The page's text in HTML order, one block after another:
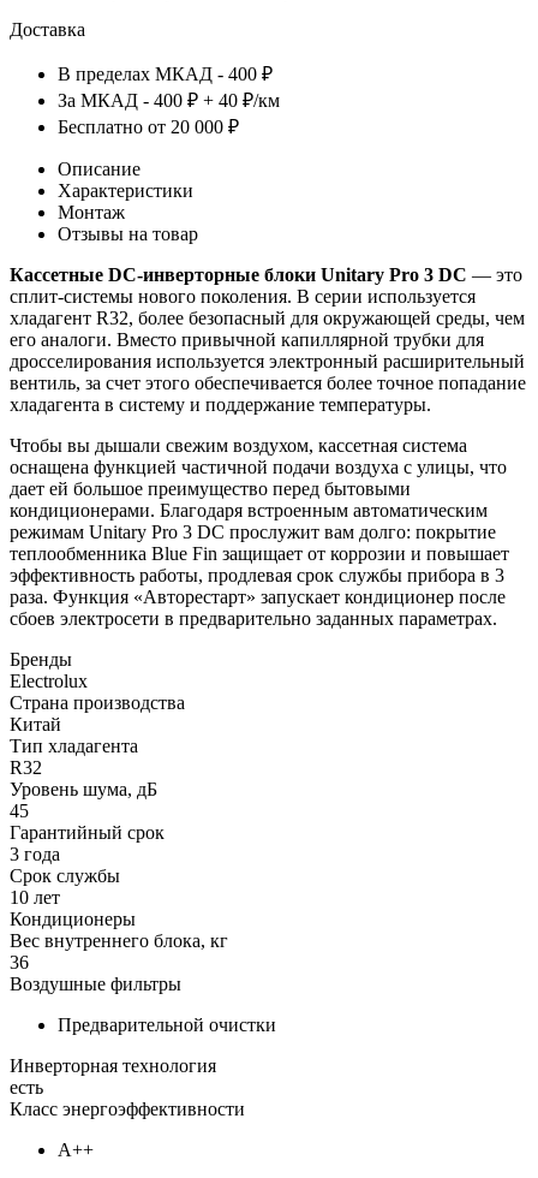
Доставка
В пределах МКАД - 400 ₽
За МКАД - 400 ₽ + 40 ₽/км
Бесплатно от 20 000 ₽
Описание
Характеристики
Монтаж
Отзывы на товар
Кассетные DC-инверторные блоки Unitary Pro 3 DC — это
сплит-системы нового поколения. В серии используется
хладагент R32, более безопасный для окружающей среды, чем
его аналоги. Вместо привычной капиллярной трубки для
дросселирования используется электронный расширительный
вентиль, за счет этого обеспечивается более точное попадание
хладагента в систему и поддержание температуры.
Чтобы вы дышали свежим воздухом, кассетная система
оснащена функцией частичной подачи воздуха с улицы, что
дает ей большое преимущество перед бытовыми
кондиционерами. Благодаря встроенным автоматическим
режимам Unitary Pro 3 DC прослужит вам долго: покрытие
теплообменника Blue Fin защищает от коррозии и повышает
эффективность работы, продлевая срок службы прибора в 3
раза. Функция «Авторестарт» запускает кондиционер после
сбоев электросети в предварительно заданных параметрах.
Бренды
Electrolux
Страна производства
Китай
Тип хладагента
R32
Уровень шума, дБ
45
Гарантийный срок
3 года
Срок службы
10 лет
Кондиционеры
Вес внутреннего блока, кг
36
Воздушные фильтры
Предварительной очистки
Инверторная технология
есть
Класс энергоэффективности
А++